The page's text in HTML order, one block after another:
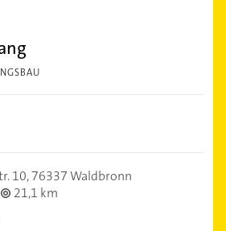
10,76337 Waldbronn
21,1 km